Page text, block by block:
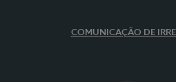
COMUNICAÇÃO DE